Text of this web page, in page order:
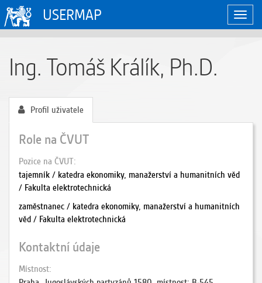
USERMAP
Ing. Tomáš Králík, Ph.D.
Profil uživatele
Role na ČVUT
Pozice na ČVUT
tajemník / katedra ekonomiky, manažerství a humanitních věd
/ Fakulta elektrotechnická
zaměstnanec / katedra ekonomiky, manažerství a humanitních
věd / Fakulta elektrotechnická
Kontaktní údaje
Místnost